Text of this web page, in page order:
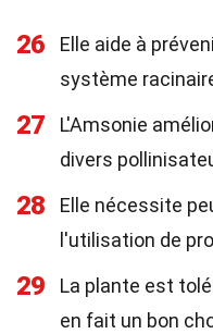
26
Elle aide à
système
27
L'Amsonie
divers
28
Elle nécessite
l'utilisation de
29
La plante est
en fait un bon